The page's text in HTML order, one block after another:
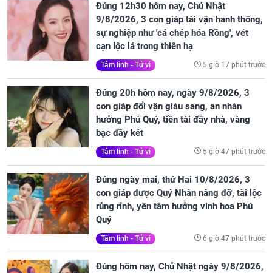
Đúng 12h30 hôm nay, Chủ Nhật
9/8/2026, 3 con giáp tài vận hanh thông,
sự nghiệp như 'cá chép hóa Rồng', vét
cạn lộc lá trong thiên hạ
Tâm linh - Tử vi 5 giờ 17 phút trước
Đúng 20h hôm nay, ngày 9/8/2026, 3
con giáp đổi vận giàu sang, an nhàn
hưởng Phú Quý, tiền tài đầy nhà, vàng
bạc đầy két
Tâm linh - Tử vi 5 giờ 47 phút trước
Đúng ngày mai, thứ Hai 10/8/2026, 3
con giáp được Quý Nhân nâng đỡ, tài lộc
rủng rỉnh, yên tâm hưởng vinh hoa Phú
Quý
Tâm linh - Tử vi 6 giờ 47 phút trước
Đúng hôm nay, Chủ Nhật ngày 9/8/2026,